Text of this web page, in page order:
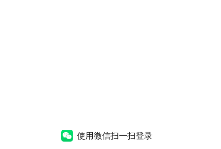
使用微信扫一扫登录